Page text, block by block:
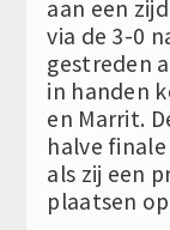
aan een
via de 3-0
gestreden
in handen
en Marrit.
halve
als zij een
plaatsen